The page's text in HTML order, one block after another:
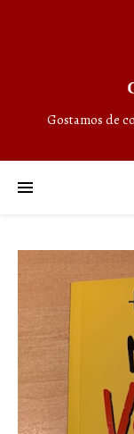
Gostamos de